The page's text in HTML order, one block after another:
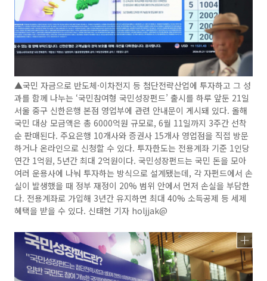
▲국민 자금으로 반도체·이차전지 등 첨단전략산업에 투자하고 그 성
과를 함께 나누는 ‘국민참여형 국민성장펀드’ 출시를 하루 앞둔 21일
서울 중구 신한은행 본점 영업부에 관련 안내문이 게시돼 있다. 올해
국민 대상 모금액은 총 6000억원 규모로, 6월 11일까지 3주간 선착
순 판매된다. 주요은행 10개사와 증권사 15개사 영업점을 직접 방문
하거나 온라인으로 신청할 수 있다. 투자한도는 전용계좌 기준 1인당
연간 1억원, 5년간 최대 2억원이다. 국민성장펀드는 국민 돈을 모아
여러 운용사에 나눠 투자하는 방식으로 설계됐는데, 각 자펀드에서 손
실이 발생했을 때 정부 재정이 20% 범위 안에서 먼저 손실을 부담한
다. 전용계좌로 가입해 3년간 유지하면 최대 40% 소득공제 등 세제
혜택을 받을 수 있다. 신태현 기자 holjjak@